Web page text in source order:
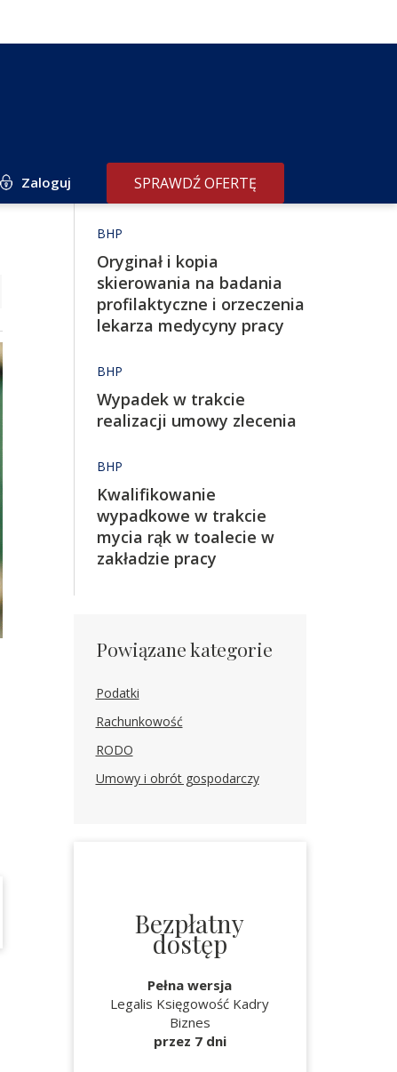
Zaloguj SPRAWDŹ OFERTĘ
Redakcja poleca
BHP
Oryginał i kopia
skierowania na badania
profilaktyczne i orzeczenia
lekarza medycyny pracy
BHP
Wypadek w trakcie
realizacji umowy zlecenia
BHP
Kwalifikowanie
wypadkowe w trakcie
mycia rąk w toalecie w
zakładzie pracy
Powiązane kategorie
Podatki
Rachunkowość
RODO
Umowy i obrót gospodarczy
Bezpłatny
dostęp
Pełna wersja
Legalis Księgowość Kadry
Biznes
przez 7 dni